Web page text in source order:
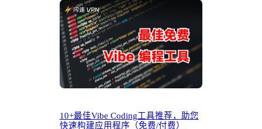
10+最佳Vibe Coding工具推荐，助您
快速构建应用程序（免费/付费）